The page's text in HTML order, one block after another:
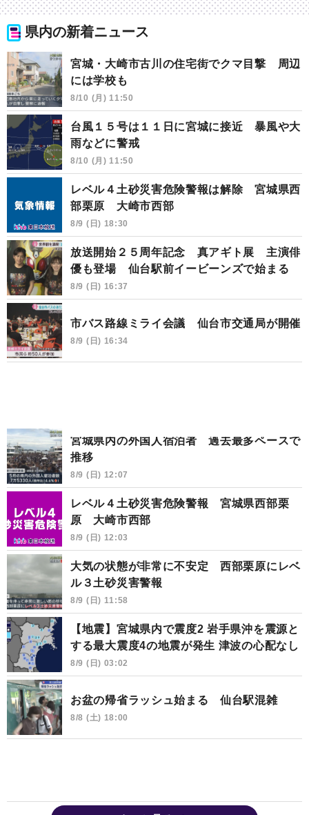
県内の新着ニュース
宮城・大崎市古川の住宅街でクマ目撃 周辺
には学校も
8/10 (月) 11:50
台風１５号は１１日に宮城に接近 暴風や大
雨などに警戒
8/10 (月) 11:50
レベル４土砂災害危険警報は解除 宮城県西
部栗原 大崎市西部
8/9 (日) 18:30
放送開始２５周年記念 真アギト展 主演俳
優も登場 仙台駅前イービーンズで始まる
8/9 (日) 16:37
市バス路線ミライ会議 仙台市交通局が開催
8/9 (日) 16:34
宮城県内の外国人宿泊者 過去最多ペースで
推移
8/9 (日) 12:07
レベル４土砂災害危険警報 宮城県西部栗
原 大崎市西部
8/9 (日) 12:03
大気の状態が非常に不安定 西部栗原にレベ
ル３土砂災害警報
8/9 (日) 11:58
【地震】宮城県内で震度2 岩手県沖を震源と
する最大震度4の地震が発生 津波の心配なし
8/9 (日) 03:02
お盆の帰省ラッシュ始まる 仙台駅混雑
8/8 (土) 18:00